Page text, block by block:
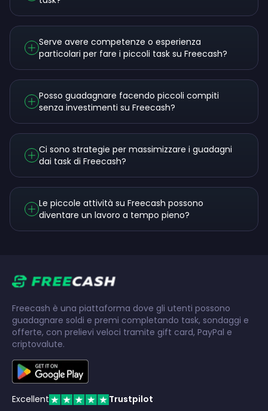
Serve avere competenze o esperienza
particolari per fare i piccoli task su Freecash?
Posso guadagnare facendo piccoli compiti
senza investimenti su Freecash?
Ci sono strategie per massimizzare i guadagni
dai task di Freecash?
Le piccole attività su Freecash possono
diventare un lavoro a tempo pieno?
Freecash è una piattaforma dove gli utenti possono
guadagnare soldi e premi completando task, sondaggi e
offerte, con prelievi veloci tramite gift card, PayPal e
criptovalute.
Excellent Trustpilot